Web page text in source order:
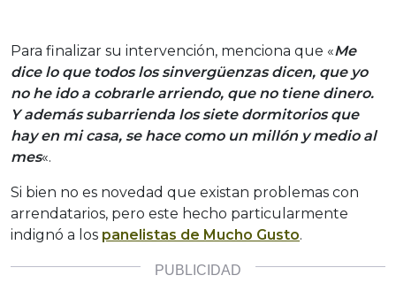
Para finalizar su intervención, menciona que «Me
dice lo que todos los sinvergüenzas dicen, que yo
no he ido a cobrarle arriendo, que no tiene dinero.
Y además subarrienda los siete dormitorios que
hay en mi casa, se hace como un millón y medio al
mes«.
Si bien no es novedad que existan problemas con
arrendatarios, pero este hecho particularmente
indignó a los panelistas de Mucho Gusto.